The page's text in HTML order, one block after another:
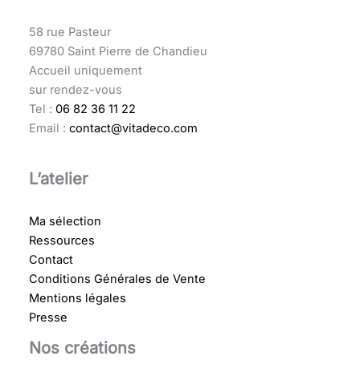
58 rue Pasteur
69780 Saint Pierre de Chandieu
Accueil uniquement
sur rendez-vous
Tel : 06 82 36 11 22
Email : contact@vitadeco.com
L’atelier
Ma sélection
Ressources
Contact
Conditions Générales de Vente
Mentions légales
Presse
Nos créations